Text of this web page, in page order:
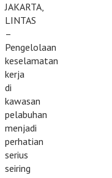
JAKARTA,
LINTAS
–
Pengelolaan
keselamatan
kerja
di
kawasan
pelabuhan
menjadi
perhatian
serius
seiring